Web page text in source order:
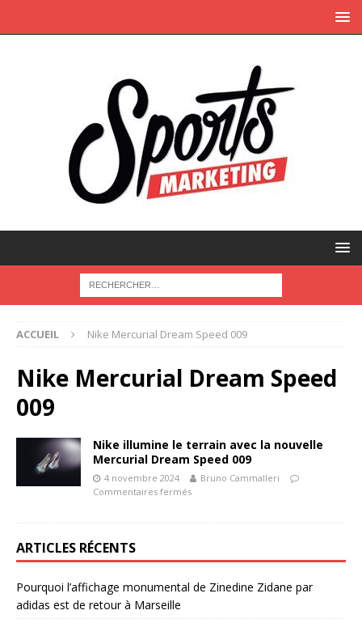
ACCUEIL Nike Mercurial Dream Speed 009
Nike Mercurial Dream Speed
009
Nike illumine le terrain avec la nouvelle
Mercurial Dream Speed 009
4 novembre 2024
Bruno Cammalleri
Commentaires fermés
ARTICLES RÉCENTS
Pourquoi l’affichage monumental de Zinedine Zidane par
adidas est de retour à Marseille